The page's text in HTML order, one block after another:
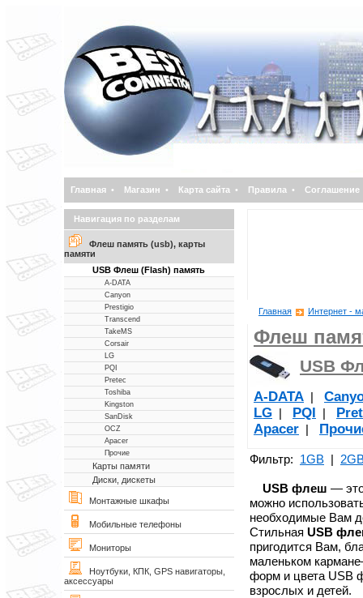
Главная • Магазин • Карта сайта • Правила • Соглашение
Навигация по разделам
Флеш память (usb), карты
памяти
USB Флеш (Flash) память
A-DATA
Canyon
Prestigio
Transcend
TakeMS
Corsair
LG
PQI
Pretec
Toshiba
Kingston
SanDisk
OCZ
Apacer
Прочие
Карты памяти
Диски, дискеты
Монтажные шкафы
Мобильные телефоны
Мониторы
Ноутбуки, КПК, GPS навигаторы,
аксессуары
Главная Интернет -
Флеш
USB
A-DATA |
LG | PQI |
Apacer |
Фильтр: 1GB |
USB флеш —
можно
необходимые Вам
Стильная USB
пригодится Вам,
маленьком
форм и цвета USB
взрослых и детей.